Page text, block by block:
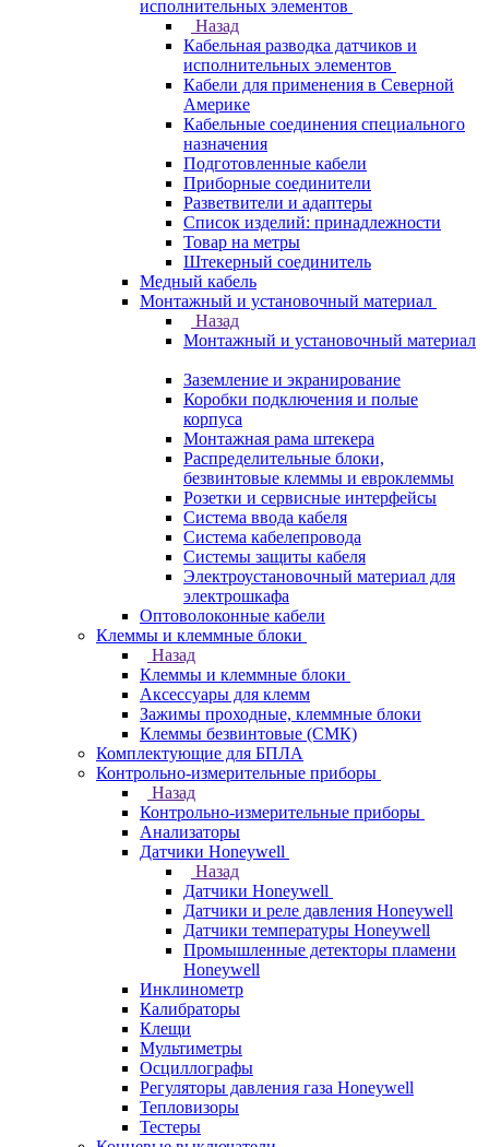
исполнительных элементов
Назад
Кабельная разводка датчиков и
исполнительных элементов
Кабели для применения в Северной
Америке
Кабельные соединения специального
назначения
Подготовленные кабели
Приборные соединители
Разветвители и адаптеры
Список изделий: принадлежности
Товар на метры
Штекерный соединитель
Медный кабель
Монтажный и установочный материал
Назад
Монтажный и установочный материал
Заземление и экранирование
Коробки подключения и полые
корпуса
Монтажная рама штекера
Распределительные блоки,
безвинтовые клеммы и евроклеммы
Розетки и сервисные интерфейсы
Система ввода кабеля
Система кабелепровода
Системы защиты кабеля
Электроустановочный материал для
электрошкафа
Оптоволоконные кабели
Клеммы и клеммные блоки
Назад
Клеммы и клеммные блоки
Аксессуары для клемм
Зажимы проходные, клеммные блоки
Клеммы безвинтовые (СМК)
Комплектующие для БПЛА
Контрольно-измерительные приборы
Назад
Контрольно-измерительные приборы
Анализаторы
Датчики Honeywell
Назад
Датчики Honeywell
Датчики и реле давления Honeywell
Датчики температуры Honeywell
Промышленные детекторы пламени
Honeywell
Инклинометр
Калибраторы
Клещи
Мультиметры
Осциллографы
Регуляторы давления газа Honeywell
Тепловизоры
Тестеры